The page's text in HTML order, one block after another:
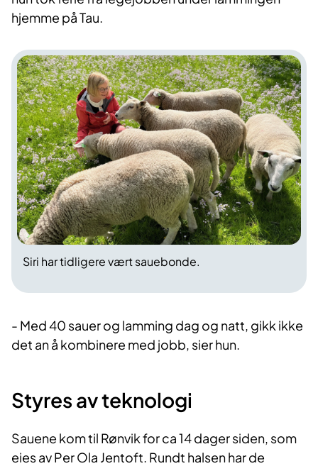
hjemme på Tau.
Siri har tidligere vært sauebonde.
- Med 40 sauer og lamming dag og natt, gikk ikke
det an å kombinere med jobb, sier hun.
Styres av teknologi
Sauene kom til Rønvik for ca 14 dager siden, som
eies av Per Ola Jentoft. Rundt halsen har de